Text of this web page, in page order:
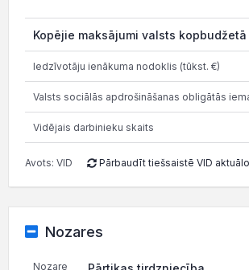
Kopējie maksājumi valsts
Iedzīvotāju ienākuma nodoklis (tūkst. €)
Valsts sociālās apdrošināšanas obligātās
Vidējais darbinieku skaits
Avots: VID Pārbaudīt tiešsaistē VID
Nozares
Nozare